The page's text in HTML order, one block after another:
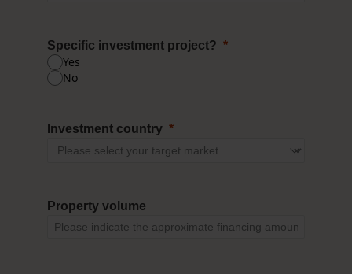
Specific investment project?
Yes
No
Investment country
Property volume